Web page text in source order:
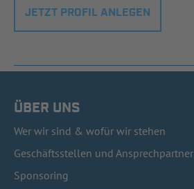
JETZT PROFIL ANLEGEN
ÜBER UNS
Wer wir sind & wofür wir stehen
Geschäftsstellen und Ansprechpartner
Sponsoring